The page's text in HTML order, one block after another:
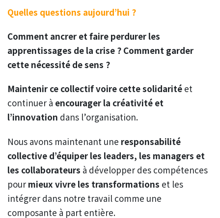
Quelles questions aujourd’hui ?
Comment ancrer et faire perdurer les
apprentissages de la crise ? Comment garder
cette nécessité de sens ?
Maintenir ce collectif voire cette solidarité et
continuer à encourager la créativité et
l’innovation dans l’organisation.
Nous avons maintenant une responsabilité
collective d’équiper les leaders, les managers et
les collaborateurs à développer des compétences
pour mieux vivre les transformations et les
intégrer dans notre travail comme une
composante à part entière.